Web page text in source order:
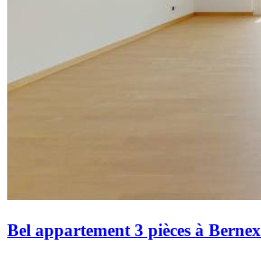
Bel appartement 3 pièces à Bernex